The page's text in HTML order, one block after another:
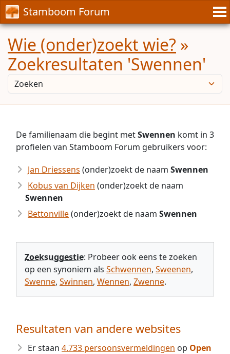
Stamboom Forum
Wie (onder)zoekt wie? »
Zoekresultaten 'Swennen'
De familienaam die begint metSwennen komt in 3
profielen van Stamboom Forum gebruikers voor:
Jan Driessens (onder)zoekt de naam Swennen
Kobus van Dijken (onder)zoekt de naam
Swennen
Bettonville(onder)zoekt de naam Swennen
Zoeksuggestie: Probeer ook eens te zoeken
op een synoniem als Schwennen, Sweenen,
Swenne, Swinnen, Wennen, Zwenne.
Resultaten van andere websites
Er staan 4.733 persoonsvermeldingen op Open